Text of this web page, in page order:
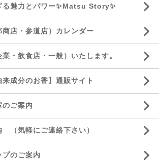
る魅力とパワー✨Matsu Story✨
店・参道店）カレンダー
業・飲食店・一般）いたします。
来成分のお香】通販サイト
のご案内
（気軽にご連絡下さい）
プのご案内